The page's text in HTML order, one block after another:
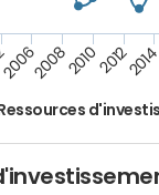
2006200820102012